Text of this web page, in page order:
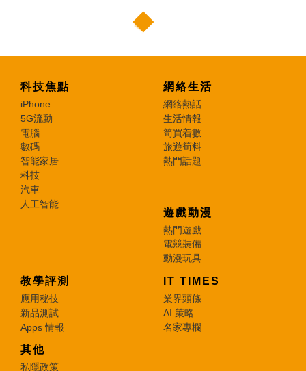
科技焦點
iPhone
5G流動
電腦
數碼
智能家居
科技
汽車
人工智能
網絡生活
網絡熱話
生活情報
筍買着數
旅遊筍料
熱門話題
遊戲動漫
熱門遊戲
電競裝備
動漫玩具
教學評測
應用秘技
新品測試
Apps 情報
IT TIMES
業界頭條
AI 策略
名家專欄
其他
私隱政策